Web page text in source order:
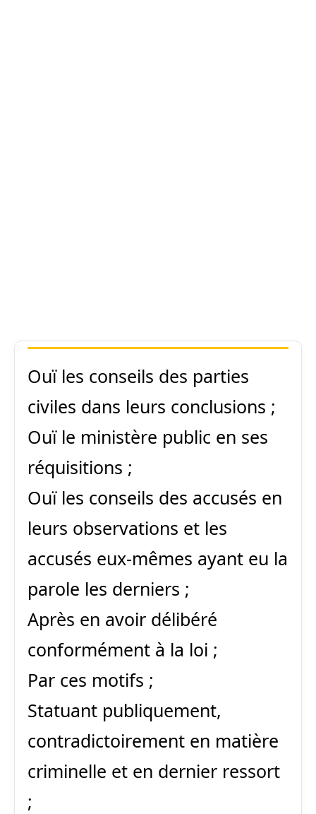
Ouï les conseils des parties
civiles dans leurs conclusions ;
Ouï le ministère public en ses
réquisitions ;
Ouï les conseils des accusés en
leurs observations et les
accusés eux-mêmes ayant eu la
parole les derniers ;
Après en avoir délibéré
conformément à la loi ;
Par ces motifs ;
Statuant publiquement,
contradictoirement en matière
criminelle et en dernier ressort
;